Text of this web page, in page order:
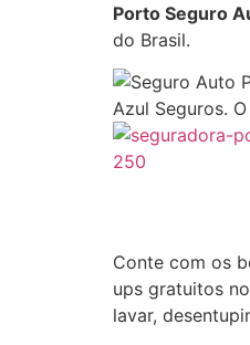
Porto Seguro
do Brasil.
Azul Seguros.
Conte com os
ups gratuitos
lavar,